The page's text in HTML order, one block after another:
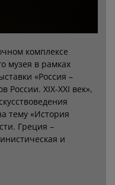
комплексе
музея в рамках
«Россия –
России. XIX-XXI век»,
тему «История
Греция –
и